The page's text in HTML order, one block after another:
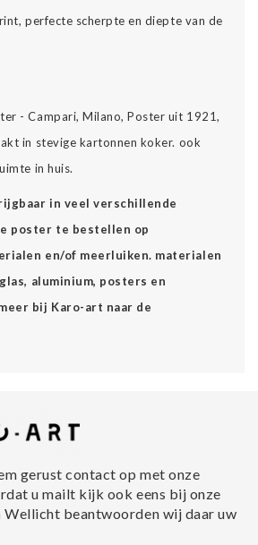
perfecte scherpte en diepte van de
- Campari, Milano, Poster uit 1921,
in stevige kartonnen koker. ook
in huis.
in veel verschillende
poster te bestellen op
en/of meerluiken. materialen
aluminium, posters en
bij Karo-art naar de
gerust contact op met onze
u mailt kijk ook eens bij onze
Wellicht beantwoorden wij daar uw